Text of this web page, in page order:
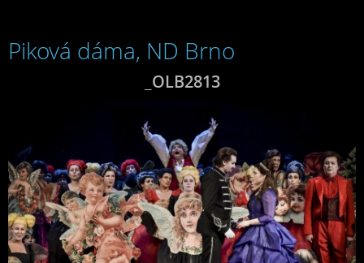
Piková dáma, ND Brno
_OLB2813